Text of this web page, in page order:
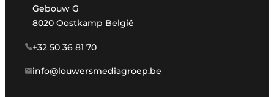
Gebouw G
8020 Oostkamp België
+32 50 36 81 70
info@louwersmediagroep.be